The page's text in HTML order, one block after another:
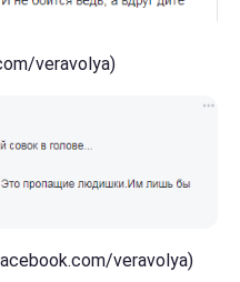
veravolya)
veravolya)